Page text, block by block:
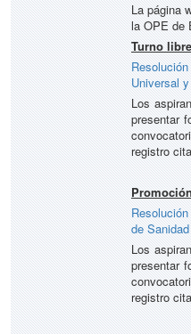
La página
la OPE de
Turno libre
Universal
Los
presentar
registro
de
Los
presentar
registro